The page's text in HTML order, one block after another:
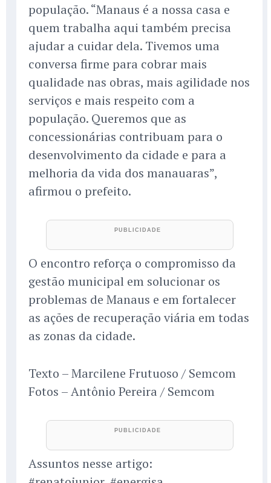
população. “Manaus é a nossa casa e
quem trabalha aqui também precisa
ajudar a cuidar dela. Tivemos uma
conversa firme para cobrar mais
qualidade nas obras, mais agilidade nos
serviços e mais respeito com a
população. Queremos que as
concessionárias contribuam para o
desenvolvimento da cidade e para a
melhoria da vida dos manauaras”,
afirmou o prefeito.
O encontro reforça o compromisso da
gestão municipal em solucionar os
problemas de Manaus e em fortalecer
as ações de recuperação viária em todas
as zonas da cidade.
Texto – Marcilene Frutuoso / Semcom
Fotos – Antônio Pereira / Semcom
Assuntos nesse artigo: